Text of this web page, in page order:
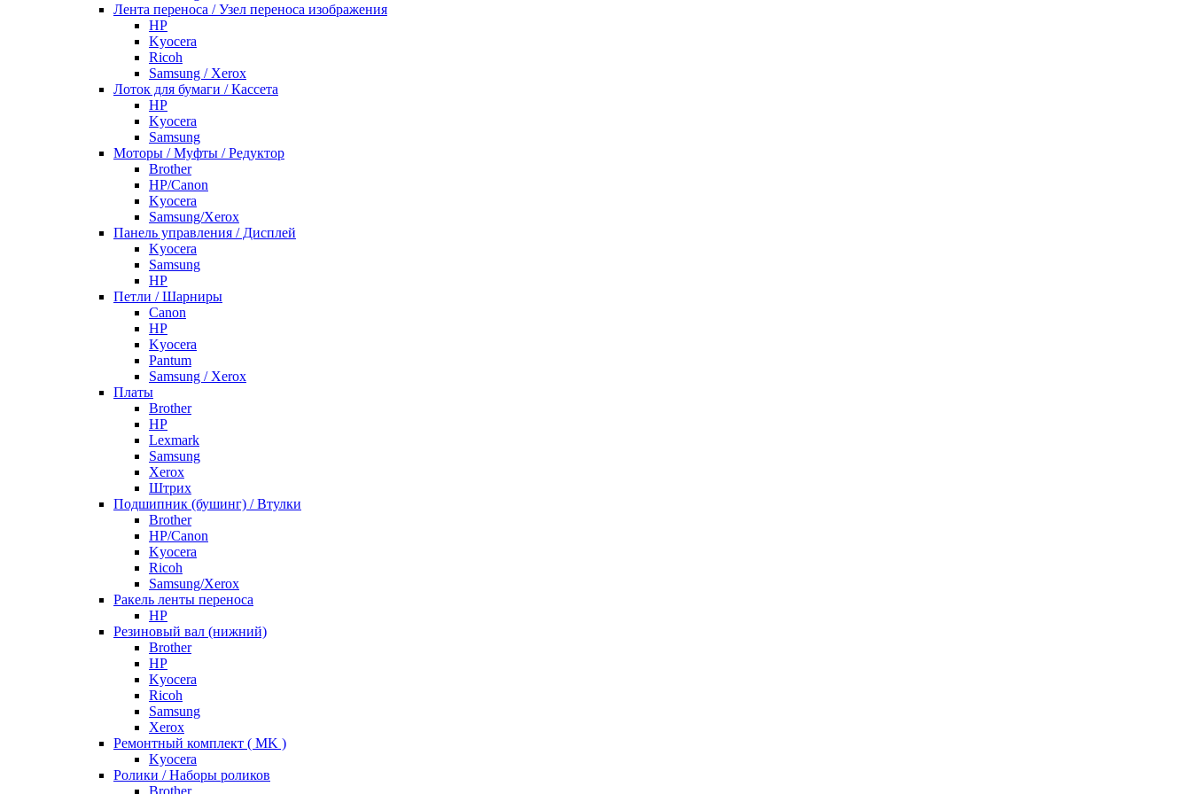
Лента переноса / Узел переноса изображения
HP
Kyocera
Ricoh
Samsung / Xerox
Лоток для бумаги / Кассета
HP
Kyocera
Samsung
Моторы / Муфты / Редуктор
Brother
HP/Canon
Kyocera
Samsung/Xerox
Панель управления / Дисплей
Kyocera
Samsung
НР
Петли / Шарниры
Canon
HP
Kyocera
Pantum
Samsung / Xerox
Платы
Brother
HP
Lexmark
Samsung
Xerox
Штрих
Подшипник (бушинг) / Втулки
Brother
HP/Canon
Kyocera
Ricoh
Samsung/Xerox
Ракель ленты переноса
HP
Резиновый вал (нижний)
Brother
HP
Kyocera
Ricoh
Samsung
Xerox
Ремонтный комплект ( MK )
Kyocera
Ролики / Наборы роликов
Brother